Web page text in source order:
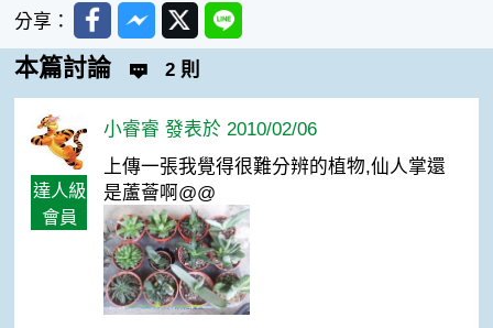
分享： FacebookMessenger
TwitterLine
本篇討論 2 則
達人級
會員
小睿睿 發表於 2010/02/06
上傳一張我覺得很難分辨的植物,仙人掌還
是蘆薈啊@@